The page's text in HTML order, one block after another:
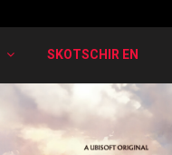
SKOTSCHIR EN